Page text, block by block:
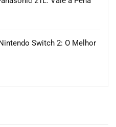
Switch 2: O Melhor